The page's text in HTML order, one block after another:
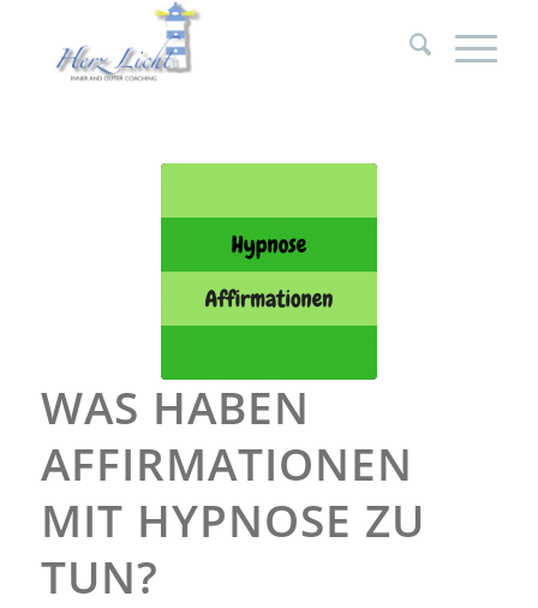
WAS HABEN
AFFIRMATIONEN
MIT HYPNOSE ZU
TUN?